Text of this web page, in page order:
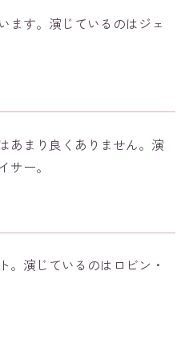
ます。演じているのはジェ
あまり良くありません。演
サー。
。演じているのはロビン・